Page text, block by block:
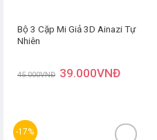
Bộ 3 Cặp Mi Giả 3D Ainazi Tự
Nhiên
45.000VNĐ 39.000VNĐ
-17%